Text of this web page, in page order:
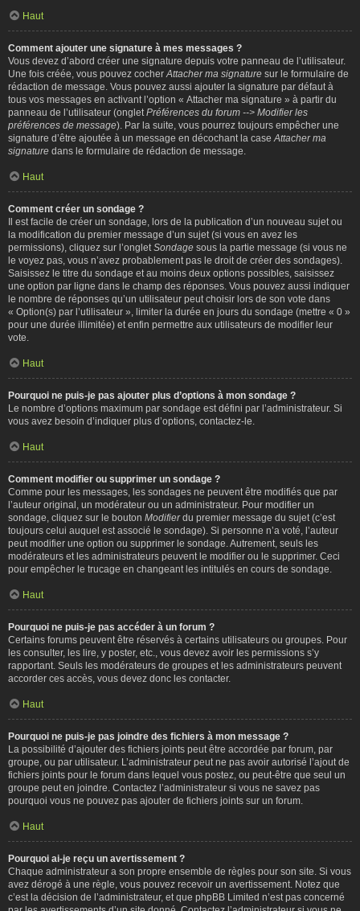
Haut
Comment ajouter une signature à mes messages ?
Vous devez d’abord créer une signature depuis votre panneau de l’utilisateur.
Une fois créée, vous pouvez cocher Attacher ma signature sur le formulaire de
rédaction de message. Vous pouvez aussi ajouter la signature par défaut à
tous vos messages en activant l’option « Attacher ma signature » à partir du
panneau de l’utilisateur (onglet Préférences du forum --> Modifier les
préférences de message). Par la suite, vous pourrez toujours empêcher une
signature d’être ajoutée à un message en décochant la case Attacher ma
signature dans le formulaire de rédaction de message.
Haut
Comment créer un sondage ?
Il est facile de créer un sondage, lors de la publication d’un nouveau sujet ou
la modification du premier message d’un sujet (si vous en avez les
permissions), cliquez sur l’onglet Sondage sous la partie message (si vous ne
le voyez pas, vous n’avez probablement pas le droit de créer des sondages).
Saisissez le titre du sondage et au moins deux options possibles, saisissez
une option par ligne dans le champ des réponses. Vous pouvez aussi indiquer
le nombre de réponses qu’un utilisateur peut choisir lors de son vote dans
« Option(s) par l’utilisateur », limiter la durée en jours du sondage (mettre « 0 »
pour une durée illimitée) et enfin permettre aux utilisateurs de modifier leur
vote.
Haut
Pourquoi ne puis-je pas ajouter plus d’options à mon sondage ?
Le nombre d’options maximum par sondage est défini par l’administrateur. Si
vous avez besoin d’indiquer plus d’options, contactez-le.
Haut
Comment modifier ou supprimer un sondage ?
Comme pour les messages, les sondages ne peuvent être modifiés que par
l’auteur original, un modérateur ou un administrateur. Pour modifier un
sondage, cliquez sur le bouton Modifierdu premier message du sujet (c’est
toujours celui auquel est associé le sondage). Si personne n’a voté, l’auteur
peut modifier une option ou supprimer le sondage. Autrement, seuls les
modérateurs et les administrateurs peuvent le modifier ou le supprimer. Ceci
pour empêcher le trucage en changeant les intitulés en cours de sondage.
Haut
Pourquoi ne puis-je pas accéder à un forum ?
Certains forums peuvent être réservés à certains utilisateurs ou groupes. Pour
les consulter, les lire, y poster, etc., vous devez avoir les permissions s’y
rapportant. Seuls les modérateurs de groupes et les administrateurs peuvent
accorder ces accès, vous devez donc les contacter.
Haut
Pourquoi ne puis-je pas joindre des fichiers à mon message ?
La possibilité d’ajouter des fichiers joints peut être accordée par forum, par
groupe, ou par utilisateur. L’administrateur peut ne pas avoir autorisé l’ajout de
fichiers joints pour le forum dans lequel vous postez, ou peut-être que seul un
groupe peut en joindre. Contactez l’administrateur si vous ne savez pas
pourquoi vous ne pouvez pas ajouter de fichiers joints sur un forum.
Haut
Pourquoi ai-je reçu un avertissement ?
Chaque administrateur a son propre ensemble de règles pour son site. Si vous
avez dérogé à une règle, vous pouvez recevoir un avertissement. Notez que
c’est la décision de l’administrateur, et que phpBB Limited n’est pas concerné